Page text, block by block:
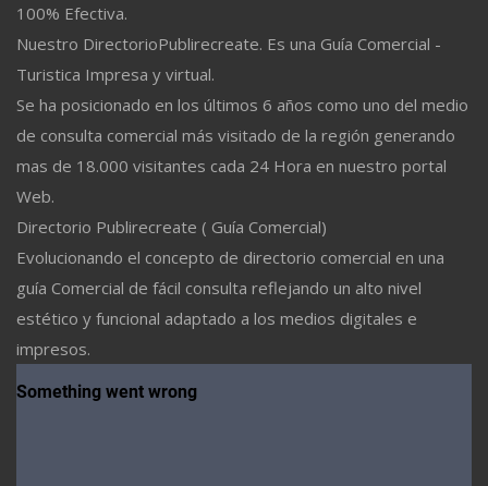
100% Efectiva.
Nuestro DirectorioPublirecreate. Es una Guía Comercial -
Turistica Impresa y virtual.
Se ha posicionado en los últimos 6 años como uno del medio
de consulta comercial más visitado de la región generando
mas de 18.000 visitantes cada 24 Hora en nuestro portal
Web.
Directorio Publirecreate ( Guía Comercial)
Evolucionando el concepto de directorio comercial en una
guía Comercial de fácil consulta reflejando un alto nivel
estético y funcional adaptado a los medios digitales e
impresos.